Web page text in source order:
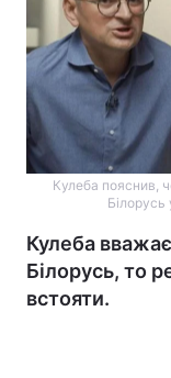
Кулеба пояснив,
Кулеба
Білорусь, то
встояти.